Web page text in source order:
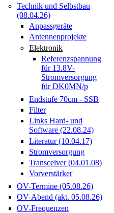
Technik und Selbstbau
(08.04.26)
Anpassgeräte
Antennenprojekte
Elektronik
Referenzspannung
für 13.8V-
Stromversorgung
für DK0MN/p
Endstufe 70cm - SSB
Filter
Links Hard- und
Software (22.08.24)
Literatur (10.04.17)
Stromversorgung
Transceiver (04.01.08)
Vorverstärker
OV-Termine (05.08.26)
OV-Abend (akt. 05.08.26)
OV-Frequenzen